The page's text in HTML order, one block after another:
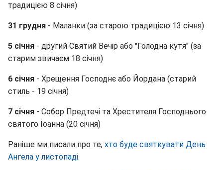
традицією 8 січня)
31 грудня - Маланки (за старою традицією 13 січня)
5 січня - другий Святий Вечір або "Голодна кутя" (за
старим звичаєм 18 січня)
6 січня - Хрещення Господнє або Йордана (старий
стиль - 19 січня)
7 січня - Собор Предтечі та Хрестителя Господнього
святого Іоанна (20 січня)
Раніше ми писали про те, хто буде святкувати День
Ангела у листопаді.